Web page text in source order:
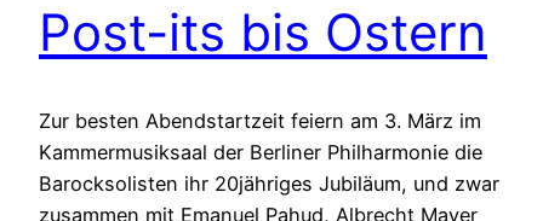
Post-its bis Ostern
Zur besten Abendstartzeit feiern am 3. März im
Kammermusiksaal der Berliner Philharmonie die
Barocksolisten ihr 20jähriges Jubiläum, und zwar
zusammen mit Emanuel Pahud, Albrecht Mayer